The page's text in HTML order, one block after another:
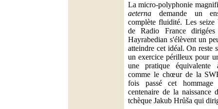
La micro-polyphonie
aeterna demande un
complète fluidité. Les
de Radio France
Hayrabedian s'élèvent un
atteindre cet idéal. On reste
un exercice périlleux pour
une pratique équivalente
comme le chœur de la
fois passé cet hommage
centenaire de la naissance
tchèque Jakub Hrůša qui